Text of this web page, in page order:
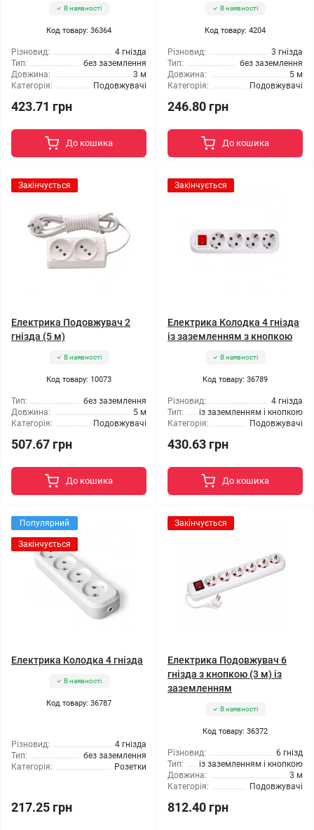
В наявності
Код товару: 36364
Різновид:
4 гнізда
Тип:
без заземлення
Довжина:
3 м
Категорія:
Подовжувачі
423.71 грн
До кошика
В наявності
Код товару: 4204
Різновид:
3 гнізда
Тип:
без заземлення
Довжина:
5 м
Категорія:
Подовжувачі
246.80 грн
До кошика
Закінчується
Електрика Подовжувач 2
гнізда (5 м)
В наявності
Код товару: 10073
Тип:
без заземлення
Довжина:
5 м
Категорія:
Подовжувачі
507.67 грн
До кошика
Закінчується
Електрика Колодка 4 гнізда
із заземленням з кнопкою
В наявності
Код товару: 36789
Різновид:
4 гнізда
Тип:
із заземленням і кнопкою
Категорія:
Подовжувачі
430.63 грн
До кошика
Популярний
Закінчується
Електрика Колодка 4 гнізда
В наявності
Код товару: 36787
Різновид:
4 гнізда
Тип:
без заземлення
Категорія:
Розетки
217.25 грн
Закінчується
Електрика Подовжувач 6
гнізда з кнопкою (3 м) із
заземленням
В наявності
Код товару: 36372
Різновид:
6 гнізд
Тип:
із заземленням і кнопкою
Довжина:
3 м
Категорія:
Подовжувачі
812.40 грн